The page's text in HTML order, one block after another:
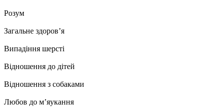
Розум
Загальне здоровʼя
Випадіння шерсті
Відношення до дітей
Відношення з собаками
Любов до мʼяукання